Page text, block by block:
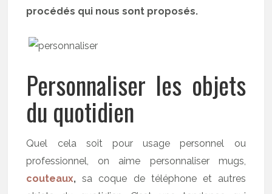
procédés qui nous sont proposés.
Personnaliser les objets
du quotidien
Quel cela soit pour usage personnel ou
professionnel, on aime personnaliser mugs,
couteaux,sa coque de téléphone et autres